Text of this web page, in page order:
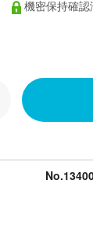
機密保持確認